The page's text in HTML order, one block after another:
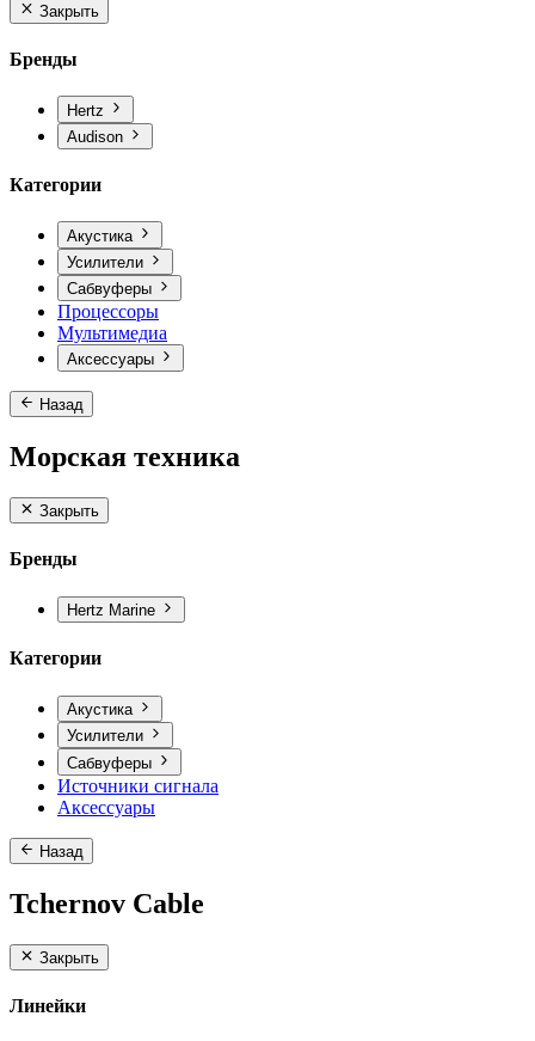
Закрыть
Бренды
Hertz
Audison
Категории
Акустика
Усилители
Сабвуферы
Процессоры
Мультимедиа
Аксессуары
Назад
Морская техника
Закрыть
Бренды
Hertz Marine
Категории
Акустика
Усилители
Сабвуферы
Источники сигнала
Аксессуары
Назад
Tchernov Cable
Закрыть
Линейки